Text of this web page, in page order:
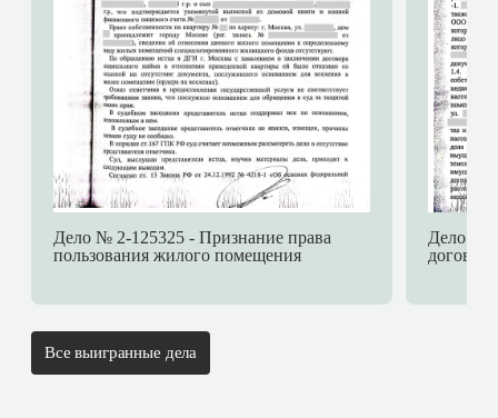
Дело № 2-125325 - Признание права
пользования жилого помещения
Дело №
Все выигранные дела